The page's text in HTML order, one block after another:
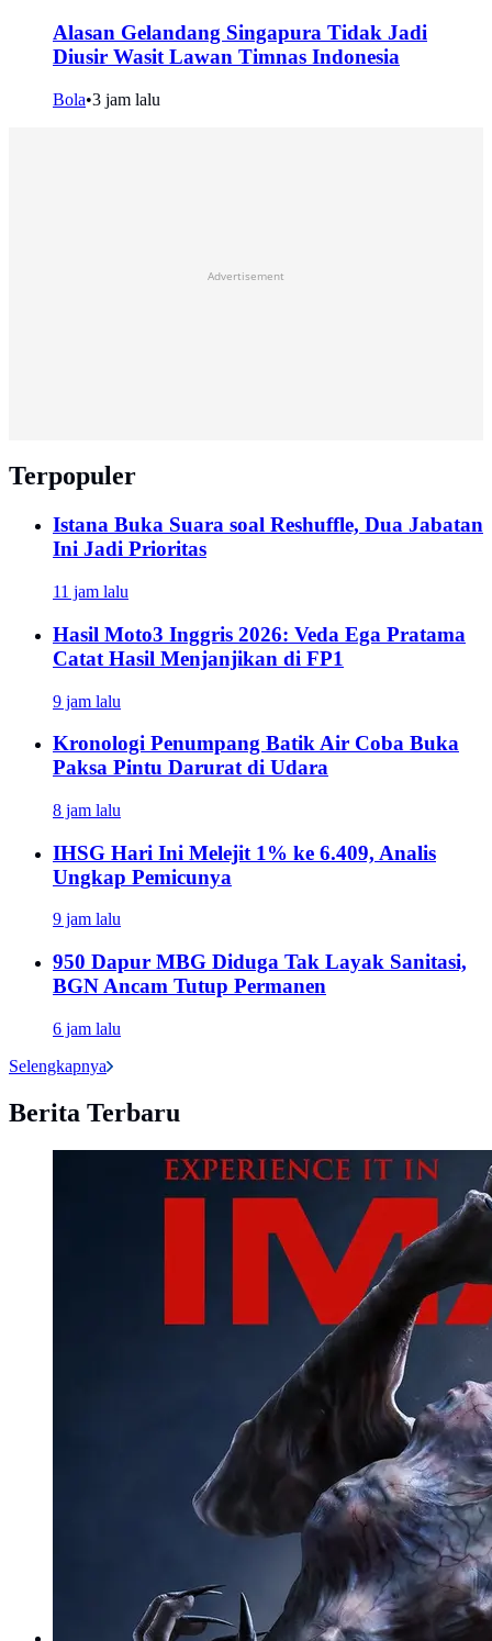
Alasan Gelandang Singapura Tidak Jadi
Diusir Wasit Lawan Timnas Indonesia
Bola•3 jam lalu
Advertisement
Terpopuler
Istana Buka Suara soal Reshuffle, Dua Jabatan
Ini Jadi Prioritas
11 jam lalu
Hasil Moto3 Inggris 2026: Veda Ega Pratama
Catat Hasil Menjanjikan di FP1
9 jam lalu
Kronologi Penumpang Batik Air Coba Buka
Paksa Pintu Darurat di Udara
8 jam lalu
IHSG Hari Ini Melejit 1% ke 6.409, Analis
Ungkap Pemicunya
9 jam lalu
950 Dapur MBG Diduga Tak Layak Sanitasi,
BGN Ancam Tutup Permanen
6 jam lalu
Selengkapnya
Berita Terbaru